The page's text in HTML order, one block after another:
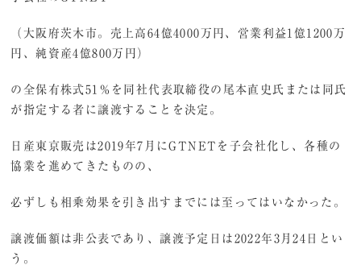
（大阪府茨木市。売上高64億4000万円、営業利益1億1200万
円、純資産4億800万円）
の全保有株式51％を同社代表取締役の尾本直史氏または同氏
が指定する者に譲渡することを決定。
日産東京販売は2019年7月にGTNETを子会社化し、各種の
協業を進めてきたものの、
必ずしも相乗効果を引き出すまでには至ってはいなかった。
譲渡価額は非公表であり、譲渡予定日は2022年3月24日とい
う。